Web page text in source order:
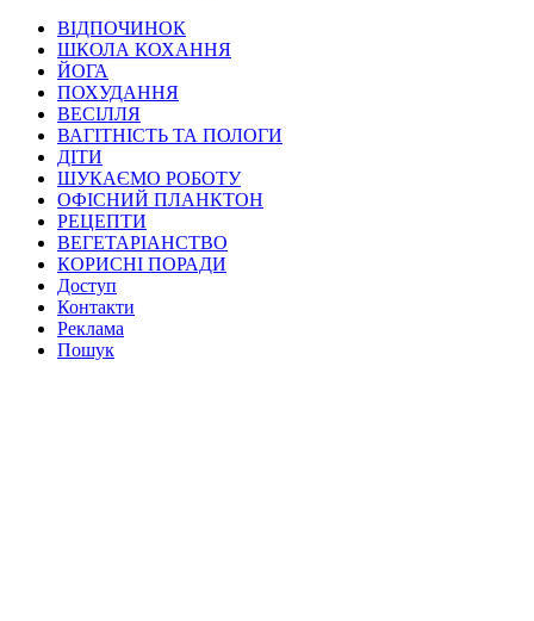
ВІДПОЧИНОК
ШКОЛА КОХАННЯ
ЙОГА
ПОХУДАННЯ
ВЕСІЛЛЯ
ВАГІТНІСТЬ ТА ПОЛОГИ
ДІТИ
ШУКАЄМО РОБОТУ
ОФІСНИЙ ПЛАНКТОН
РЕЦЕПТИ
ВЕГЕТАРІАНСТВО
КОРИСНІ ПОРАДИ
Доступ
Контакти
Реклама
Пошук